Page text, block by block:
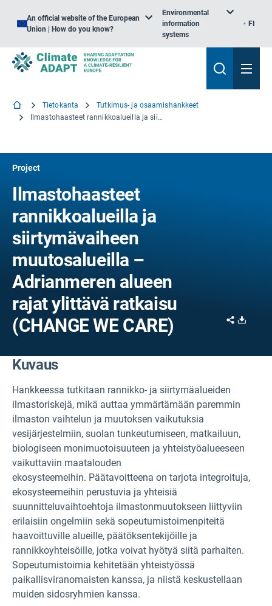
An official website of the European
Union | How do you know?
Environmental
information
systems
FI
Tietokanta
Tutkimus- ja osaamishankkeet
Ilmastohaasteet rannikkoalueilla ja siirtymävaiheen muutosalueilla – Adrianmeren alueen rajat ylittävä ratkaisu
Project
Ilmastohaasteet
rannikkoalueilla ja
siirtymävaiheen
muutosalueilla –
Adrianmeren alueen
rajat ylittävä ratkaisu
(CHANGE WE CARE)
Share
Kuvaus
Hankkeessa tutkitaan rannikko- ja siirtymäalueiden
ilmastoriskejä, mikä auttaa ymmärtämään paremmin
ilmaston vaihtelun ja muutoksen vaikutuksia
vesijärjestelmiin, suolan tunkeutumiseen, matkailuun,
biologiseen monimuotoisuuteen ja yhteistyöalueeseen
vaikuttaviin maatalouden
ekosysteemeihin. Päätavoitteena on tarjota integroituja,
ekosysteemeihin perustuvia ja yhteisiä
suunnitteluvaihtoehtoja ilmastonmuutokseen liittyviin
erilaisiin ongelmiin sekä sopeutumistoimenpiteitä
haavoittuville alueille, päätöksentekijöille ja
rannikkoyhteisöille, jotka voivat hyötyä siitä parhaiten.
Sopeutumistoimia kehitetään yhteistyössä
paikallisviranomaisten kanssa, ja niistä keskustellaan
muiden sidosryhmien kanssa.